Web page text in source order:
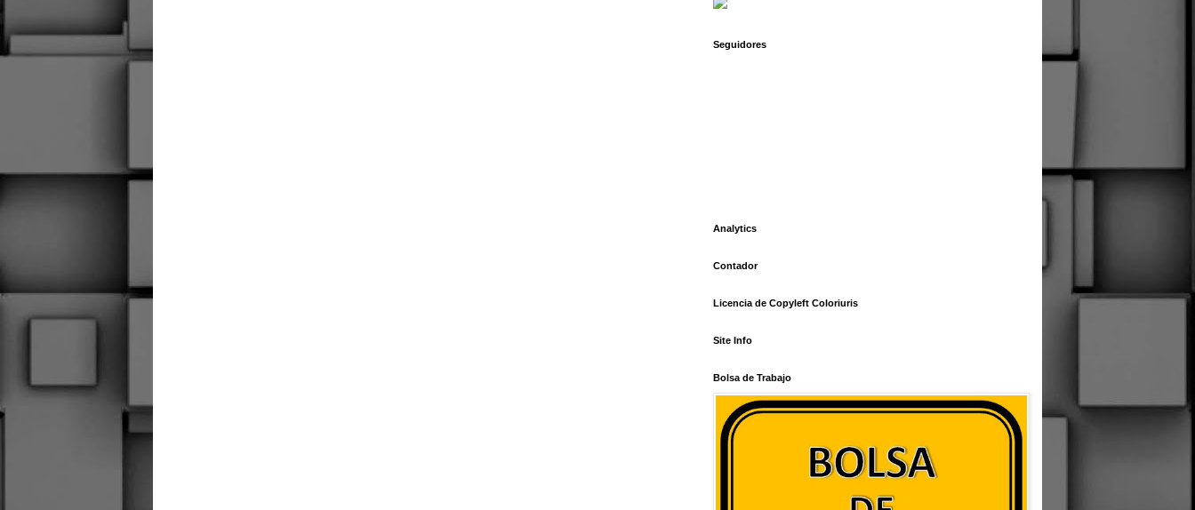
Seguidores
Analytics
Contador
Licencia de Copyleft Coloriuris
Site Info
Bolsa de Trabajo